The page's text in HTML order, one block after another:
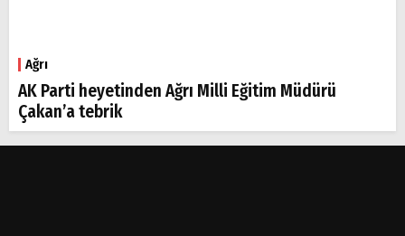
Ağrı
AK Parti heyetinden Ağrı Milli Eğitim Müdürü
Çakan’a tebrik